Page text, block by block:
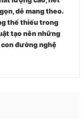
dễ mang theo.
thể thiếu trong
tạo nên những
đường nghệ